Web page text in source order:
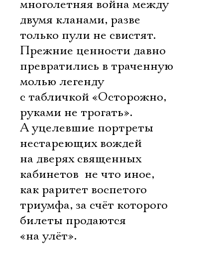
многолетняя война между
двумя кланами, разве
только пули не свистят.
Прежние ценности давно
превратились в траченную
молью легенду
с табличкой «Осторожно,
руками не трогать».
А уцелевшие портреты
нестареющих вождей
на дверях священных
кабинетов  не что иное,
как раритет воспетого
триумфа, за счёт которого
билеты продаются
«на улёт».